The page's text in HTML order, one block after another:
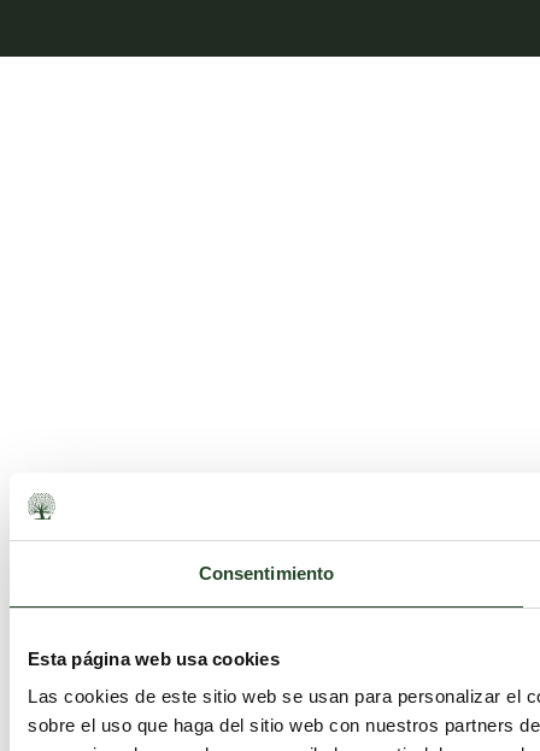
Consentimiento
Esta página web usa cookies
Las cookies de este sitio web se usan para personalizar el
sobre el uso que haga del sitio web con nuestros partners